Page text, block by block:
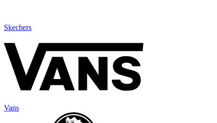
Skechers
Vans